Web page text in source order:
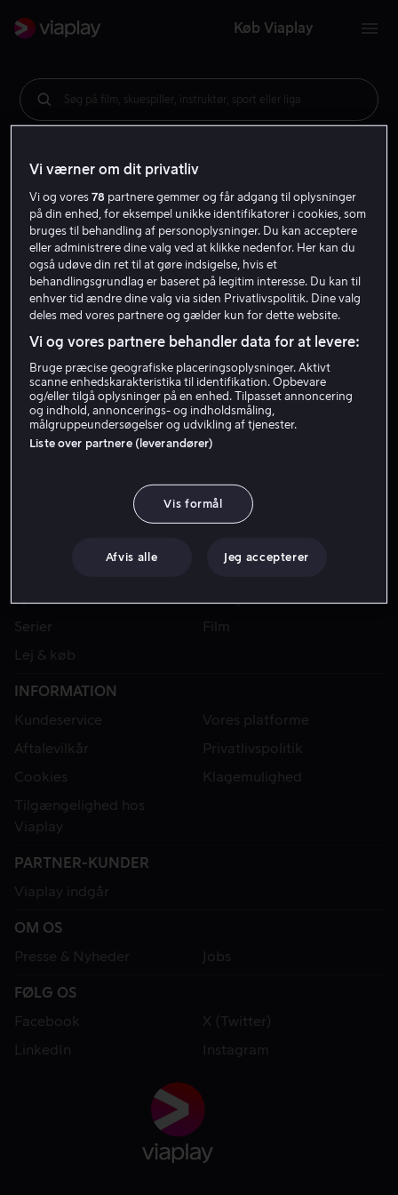
Køb Viaplay
Søg på film, skuespiller, instruktør, sport eller liga
Sport
Kategorier
Serier
Film
Lej & køb
INFORMATION
Kundeservice
Vores platforme
Aftalevilkår
Privatlivspolitik
Cookies
Klagemulighed
Tilgængelighed hos
Viaplay
PARTNER-KUNDER
Viaplay indgår
OM OS
Presse & Nyheder
Jobs
FØLG OS
Facebook
X (Twitter)
LinkedIn
Instagram
Vi værner om dit privatliv
Vi og vores78 partnere gemmer og får adgang til oplysninger
på din enhed, for eksempel unikke identifikatorer i cookies, som
bruges til behandling af personoplysninger. Du kan acceptere
eller administrere dine valg ved at klikke nedenfor. Her kan du
også udøve din ret til at gøre indsigelse, hvis et
behandlingsgrundlag er baseret på legitim interesse. Du kan til
enhver tid ændre dine valg via siden Privatlivspolitik. Dine valg
deles med vores partnere og gælder kun for dette website.
Vi og vores partnere behandler data for at levere:
Bruge præcise geografiske placeringsoplysninger. Aktivt
scanne enhedskarakteristika til identifikation. Opbevare
og/eller tilgå oplysninger på en enhed. Tilpasset annoncering
og indhold, annoncerings- og indholdsmåling,
målgruppeundersøgelser og udvikling af tjenester.
Liste over partnere (leverandører)
Vis formål
Afvis alle Jeg accepterer